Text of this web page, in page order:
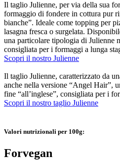
Il taglio Julienne, per via della sua
formaggio di fondere in cottura pur
bianche”. Ideale come topping per
lasagna fresca o surgelata.
una particolare tipologia di Julienne
consigliata per i formaggi a lunga
Scopri il nostro Julienne
Il taglio Julienne, caratterizzato da
anche nella versione “Angel Hair”,
fine “all’inglese”, consigliata per i
Scopri il nostro taglio Julienne
Valori nutrizionali per 100g:
Forvegan